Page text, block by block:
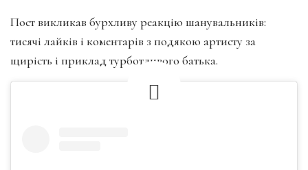
Пост викликав бурхливу реакцію шанувальників:
тисячі лайків і коментарів з подякою артисту за
щирість і приклад турботливого батька.